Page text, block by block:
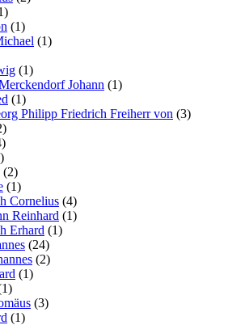
(1)
(1)
(1)
Johann (1)
(1)
Philipp Friedrich Freiherr von (3)
(2)
(1)
Cornelius (4)
Reinhard (1)
Erhard (1)
(24)
(2)
(1)
(3)
(1)